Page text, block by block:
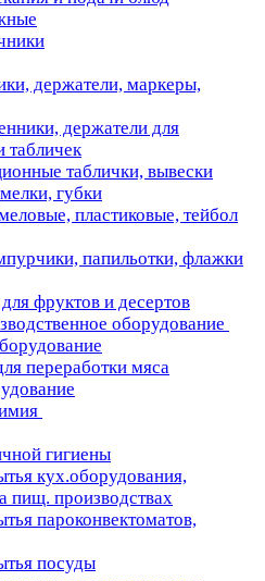
держатели, маркеры,
держатели для
табличек
таблички, вывески
губки
пластиковые, тейбол
папильотки, флажки
фруктов и десертов
оборудование
переработки мяса
гигиены
кух.оборудования,
пищ. производствах
пароконвектоматов,
посуды